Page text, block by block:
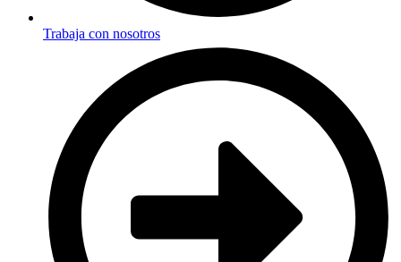
Trabaja con nosotros